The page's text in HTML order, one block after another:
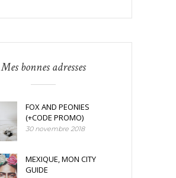
Mes bonnes adresses
FOX AND PEONIES
(+CODE PROMO)
30 novembre 2018
MEXIQUE, MON CITY
GUIDE